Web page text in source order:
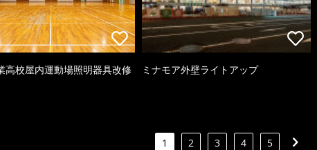
高校屋内運動場照明器具改修 ミナモア外壁ライトアップ
1 2 3 4 5